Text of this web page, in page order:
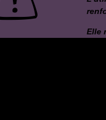
Elle